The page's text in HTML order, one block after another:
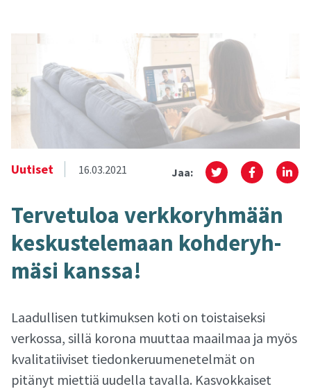
Uutiset 16.03.2021 Jaa:
Ter­ve­tu­loa verk­ko­ryh­mään
kes­kus­te­le­maan koh­de­ryh­
mä­si kans­sa!
Laadullisen tutkimuksen koti on toistaiseksi
verkossa, sillä korona muuttaa maailmaa ja myös
kvalitatiiviset tiedonkeruumenetelmät on
pitänyt miettiä uudella tavalla. Kasvokkaiset